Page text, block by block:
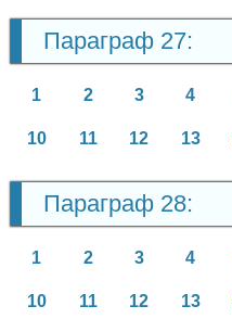
Параграф 27:
1 2 3 4
10 11 12 13
Параграф 28:
1 2 3 4
10 11 12 13